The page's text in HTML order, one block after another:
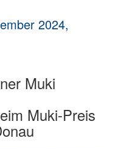
2024,
Muki
Muki-Preis